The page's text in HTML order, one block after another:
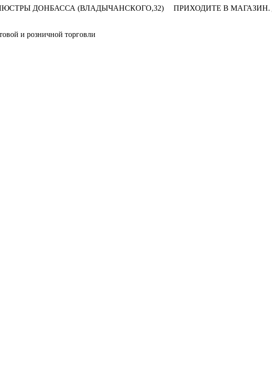
ДОНБАССА (ВЛАДЫЧАНСКОГО,32) ПРИХОДИТЕ В МАГАЗИН.
и розничной торговли